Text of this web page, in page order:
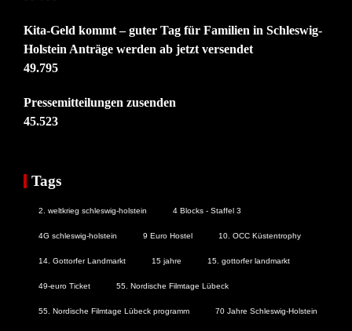
Kita-Geld kommt – guter Tag für Familien in Schleswig-
Holstein Anträge werden ab jetzt versendet
49.795
Pressemitteilungen zusenden
45.523
Tags
2. weltkrieg schleswig-holstein 4 Blocks - Staffel 3
4G schleswig-holstein 9 Euro Hostel 10. OCC Küstentrophy
14. Gottorfer Landmarkt 15 jahre 15. gottorfer landmarkt
49-euro Ticket 55. Nordische Filmtage Lübeck
55. Nordische Filmtage Lübeck programm 70 Jahre Schleswig-Holstein